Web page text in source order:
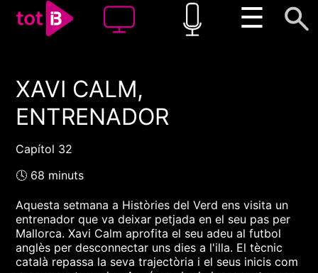
☰
00:00 00:00
1x
XAVI CALM,
ENTRENADOR
Capítol 32
🕓 68 minuts
Aquesta setmana a Històries del Verd ens visita un
entrenador que va deixar petjada en el seu pas per
Mallorca. Xavi Calm aprofita el seu adeu al futbol
anglès per desconnectar uns dies a l'illa. El tècnic
català repassa la seva trajectòria i el seus inicis com